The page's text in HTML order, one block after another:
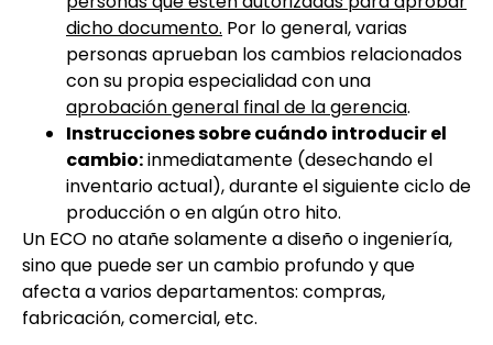
dicho documento. Por lo general, varias
personas aprueban los cambios relacionados
con su propia especialidad con una
aprobación general final de la gerencia.
Instrucciones sobre cuándo introducir el
cambio:inmediatamente (desechando el
inventario actual), durante el siguiente ciclo de
producción o en algún otro hito.
Un ECO no atañe solamente a diseño o ingeniería,
sino que puede ser un cambio profundo y que
afecta a varios departamentos: compras,
fabricación, comercial, etc.